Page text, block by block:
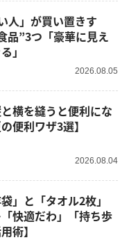
品”3つ「豪華に見え
」
2026.08.05
横を縫うと便利にな
便利ワザ3選】
2026.08.04
」と「タオル2枚」
快適だわ」「持ち歩
術】